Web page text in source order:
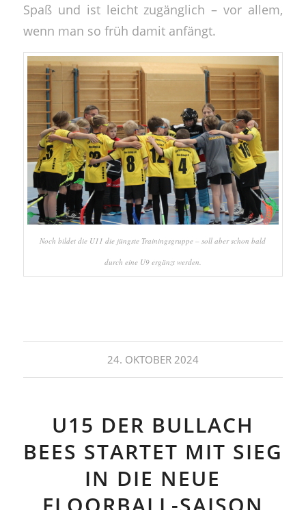
Spaß und ist leicht zugänglich – vor allem,
wenn man so früh damit anfängt.
Noch bildet die U11 die jüngste Trainingsgruppe – soll aber schon bald
durch eine U9 ergänzt werden.
24. OKTOBER 2024
U15 DER BULLACH
BEES STARTET MIT SIEG
IN DIE NEUE